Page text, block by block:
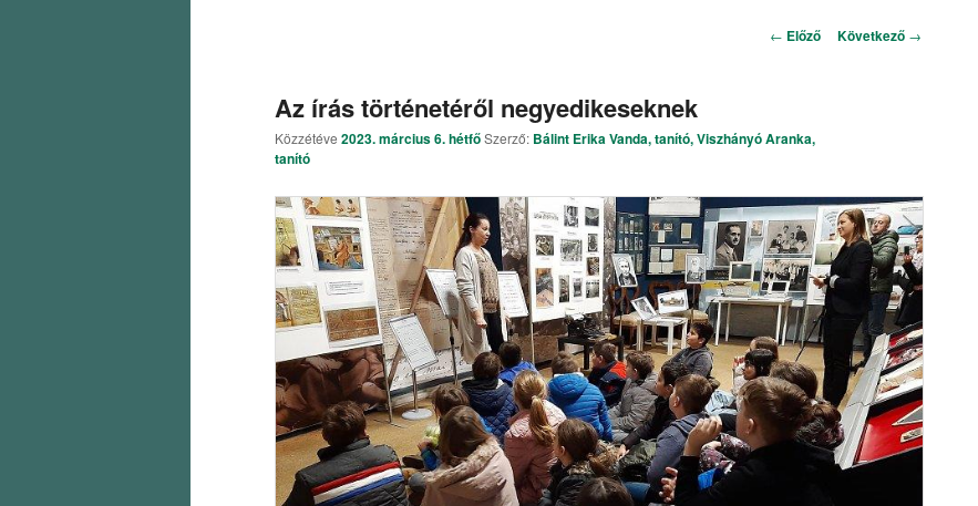
Bejegyzés navigáció
← Előző Következő →
Az írás történetéről negyedikeseknek
Közzétéve 2023. március 6. hétfőSzerző: Bálint Erika Vanda, tanító, Viszhányó Aranka,
tanító